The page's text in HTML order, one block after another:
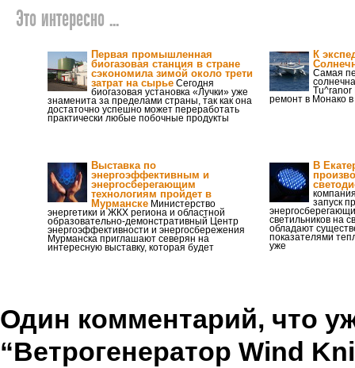
Это интересно ...
Первая промышленная
биогазовая станция в стране
сэкономила зимой около трети
затрат на сырье Сегодня
биогазовая установка «Лучки» уже
знаменита за пределами страны, так как она
достаточно успешно может переработать
практически любые побочные продукты
К
Самая
Tu^ranor
ремонт в Монако
Выставка по
энергоэффективным и
энергосберегающим
технологиям пройдет в
Мурманске Министерство
энергетики и ЖКХ региона и областной
образовательно-демонстративный Центр
энергоэффективности и энергосбережения
Мурманска приглашают северян на
интересную выставку, которая будет
В
запуск
светильников на
обладают
показателями
уже
Один комментарий, что
“Ветрогенератор Wind